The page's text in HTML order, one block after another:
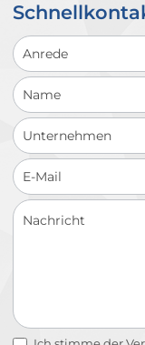
Schnellkontakt